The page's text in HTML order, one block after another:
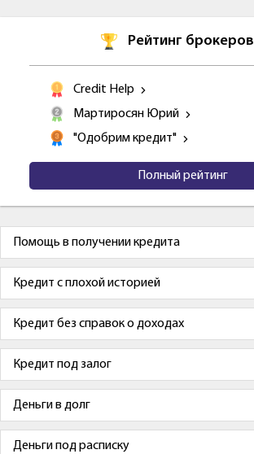
Рейтинг брокеров
Credit Help
Мартиросян Юрий
"Одобрим кредит"
Полный рейтинг
Помощь в получении кредита
Кредит с плохой историей
Кредит без справок о доходах
Кредит под залог
Деньги в долг
Деньги под расписку